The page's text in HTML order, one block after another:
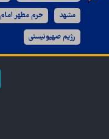
مشهد حرم مطهر
رژیم صهیونیستی